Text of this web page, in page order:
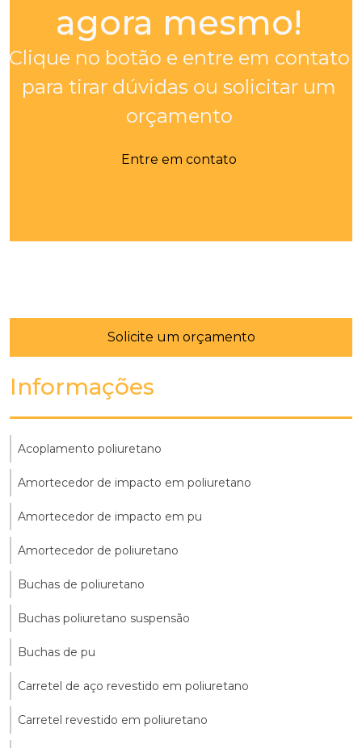
agora mesmo!
Clique no botão e entre em contato
para tirar dúvidas ou solicitar um
orçamento
Entre em contato
Solicite um orçamento
Informações
Acoplamento poliuretano
Amortecedor de impacto em poliuretano
Amortecedor de impacto em pu
Amortecedor de poliuretano
Buchas de poliuretano
Buchas poliuretano suspensão
Buchas de pu
Carretel de aço revestido em poliuretano
Carretel revestido em poliuretano